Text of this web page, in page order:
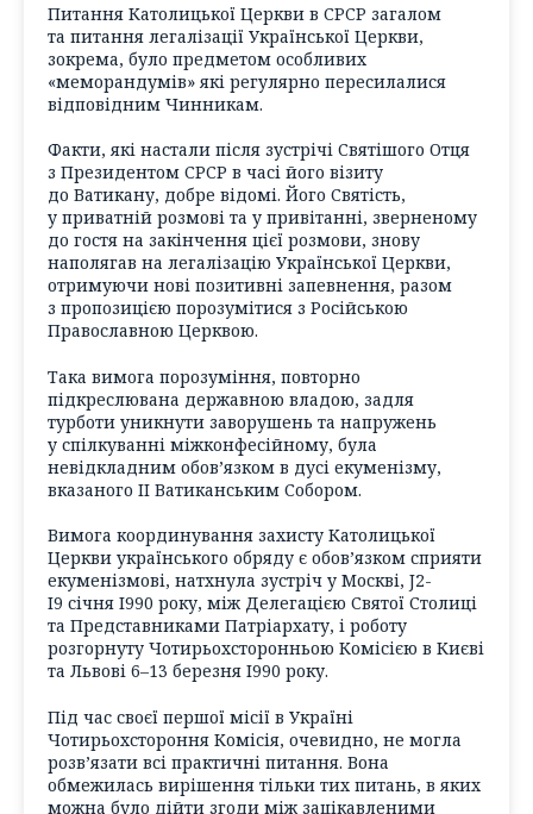
Питання Католицької Церкви в СPCP загалом
та питання легалізації Української Церкви,
зокрема, було предметом особливих
«меморандумів» які регулярно пересилалися
відповідним Чинникам.
Факти, які настали після зустрічі Святішого Отця
з Президентом СРСР в часі його візиту
до Ватикану, добре відомі. Його Святість,
у приватній розмові та у привітанні, зверненому
до гостя на закінчення цієї розмови, знову
наполягав на легалізацію Української Церкви,
отримуючи нові позитивні запевнення, разом
з пропозицією порозумітися з Російською
Православною Церквою.
Така вимога порозуміння, повторно
підкреслювана державною владою, задля
турботи уникнути заворушень та напружень
у спілкуванні міжконфесійному, була
невідкладним обов’язком в дусі екуменізму,
вказаного II Ватиканським Собором.
Вимога координування захисту Католицької
Церкви українського обряду є обов’язком сприяти
екуменізмові, натхнула зустріч у Москві, J2-
I9 січня І990 року, між Делегацією Святої Столиці
та Представниками Патріархату, і роботу
розгорнуту Чотирьохсторонньою Комісією в Києві
та Львові 6–13 березня І990 року.
Під час своєї першої місії в Україні
Чотирьохстороння Комісія, очевидно, не могла
розв’язати всі практичні питання. Вона
обмежилась вирішення тільки тих питань, в яких
можна було дійти згоди між зацікавленими